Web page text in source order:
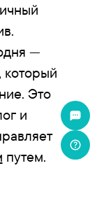
—
который
Это
и
путем.